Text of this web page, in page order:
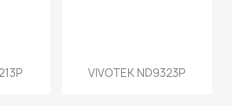
VIVOTEK ND9323P